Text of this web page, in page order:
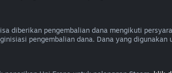
diberikan pengembalian dana mengikuti
pengembalian dana. Dana yang